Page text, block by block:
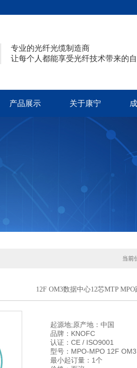
专业的光纤光缆制造商
让每个人都能享受光纤技术带来的
产品展示 关于康宁
当前
12F OM3数据中心12芯MTP MPO
起源地;原产地：中国
品牌：KNOFC
认证：CE / ISO9001
型号：MPO-MPO 12F OM3
最小起订量：1个